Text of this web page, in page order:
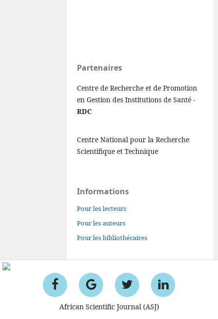
Partenaires
Centre de Recherche et de Promotion
en Gestion des Institutions de Santé -
RDC
Centre National pour la Recherche
Scientifique et Technique
Informations
Pour les lecteurs
Pour les auteurs
Pour les bibliothécaires
African Scientific Journal (ASJ)